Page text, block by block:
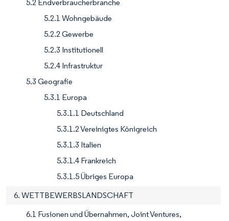
5.2 Endverbraucherbranche
5.2.1 Wohngebäude
5.2.2 Gewerbe
5.2.3 Institutionell
5.2.4 Infrastruktur
5.3 Geografie
5.3.1 Europa
5.3.1.1 Deutschland
5.3.1.2 Vereinigtes Königreich
5.3.1.3 Italien
5.3.1.4 Frankreich
5.3.1.5 Übriges Europa
6. WETTBEWERBSLANDSCHAFT
6.1 Fusionen und Übernahmen, Joint Ventures,